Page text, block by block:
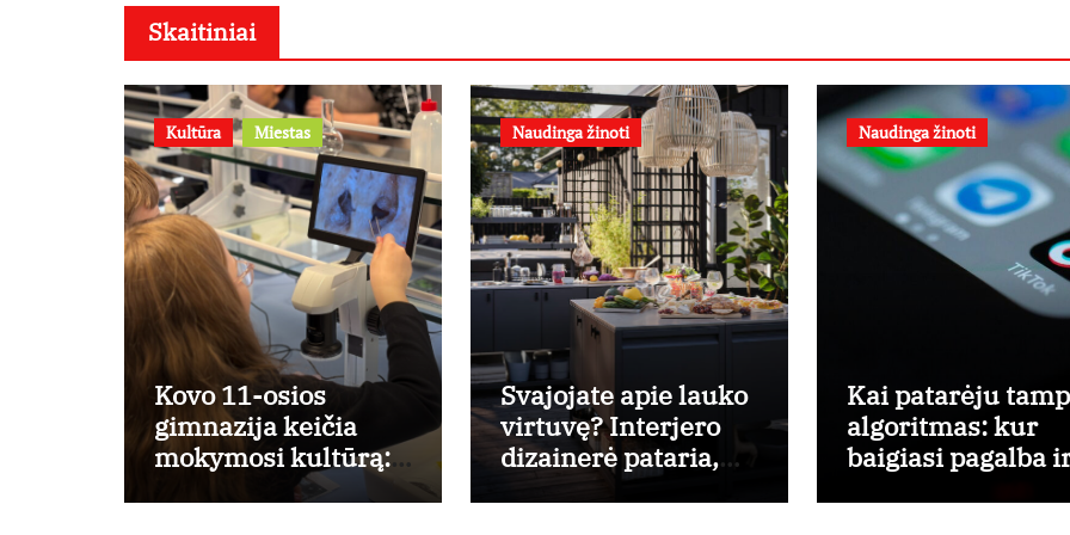
Skaitiniai
Kultūra Miestas
Kovo 11-osios
gimnazija keičia
mokymosi kultūrą:
nuo žinių kaupimo –
Naudinga žinoti
Svajojate apie lauko
virtuvę? Interjero
dizainerė pataria,
nuo ko pradėti
Naudinga žinoti
Kai patarėju
algoritmas: kur
baigiasi pagalba